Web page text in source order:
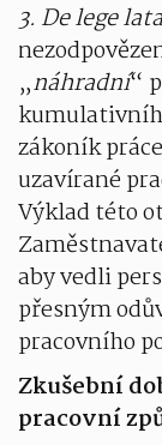
3. De lege lata
„náhradní“
zákoník
uzavírané
Výklad této
aby vedli
přesným
pracovního
Zkušební
pracovní